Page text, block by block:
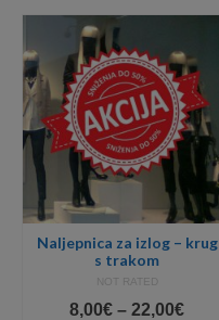
Naljepnica za izlog – krug
s trakom
NOT RATED
8,00€ – 22,00€Price